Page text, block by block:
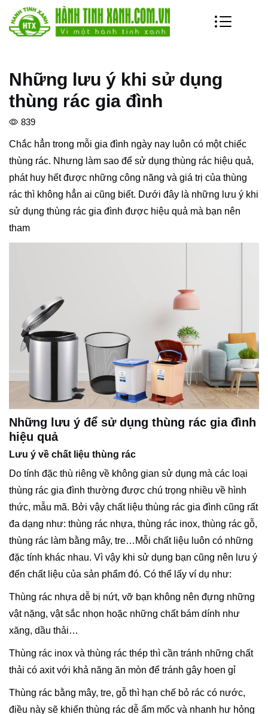
Những lưu ý khi sử dụng
thùng rác gia đình
839
Chắc hẳn trong mỗi gia đình ngày nay luôn có một chiếc
thùng rác. Nhưng làm sao để sử dụng thùng rác hiệu quả,
phát huy hết được những công năng và giá trị của thùng
rác thì không hẳn ai cũng biết. Dưới đây là những lưu ý khi
sử dụng thùng rác gia đình được hiệu quả mà bạn nên
tham
Những lưu ý để sử dụng thùng rác gia đình
hiệu quả
Lưu ý về chất liệu thùng rác
Do tính đặc thù riêng về không gian sử dụng mà các loại
thùng rác gia đình thường được chú trọng nhiều về hình
thức, mẫu mã. Bởi vậy chất liệu thùng rác gia đình cũng rất
đa dạng như: thùng rác nhựa, thùng rác inox, thùng rác gỗ,
thùng rác làm bằng mây, tre…Mỗi chất liệu luôn có những
đặc tính khác nhau. Vì vậy khi sử dụng bạn cũng nên lưu ý
đến chất liệu của sản phẩm đó. Có thể lấy ví dụ như:
Thùng rác nhựa dễ bị nứt, vỡ bạn không nên đựng những
vật nặng, vật sắc nhọn hoặc những chất bám dính như
xăng, dầu thải…
Thùng rác inox và thùng rác thép thì cần tránh những chất
thải có axit với khả năng ăn mòn để tránh gây hoen gỉ
Thùng rác bằng mây, tre, gỗ thì hạn chế bỏ rác có nước,
điều này sẽ khiến thùng rác dễ ẩm mốc và nhanh hư hỏng